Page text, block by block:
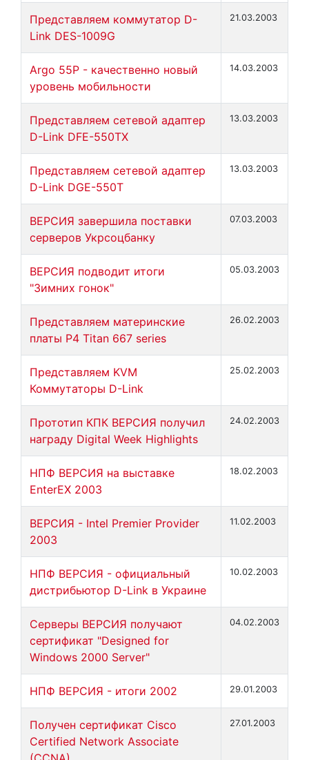
Представляем коммутатор D-
Link DES-1009G
21.03.2003
Argo 55P - качественно новый
уровень мобильности
14.03.2003
Представляем сетевой адаптер
D-Link DFE-550TX
13.03.2003
Представляем сетевой адаптер
D-Link DGE-550T
13.03.2003
ВЕРСИЯ завершила поставки
серверов Укрсоцбанку
07.03.2003
ВЕРСИЯ подводит итоги
"Зимних гонок"
05.03.2003
Представляем материнские
платы P4 Titan 667 series
26.02.2003
Представляем KVM
Коммутаторы D-Link
25.02.2003
Прототип КПК ВЕРСИЯ получил
награду Digital Week Highlights
24.02.2003
НПФ ВЕРСИЯ на выставке
EnterEX 2003
18.02.2003
ВЕРСИЯ - Intel Premier Provider
2003
11.02.2003
НПФ ВЕРСИЯ - официальный
дистрибьютор D-Link в Украине
10.02.2003
Серверы ВЕРСИЯ получают
сертификат "Designed for
Windows 2000 Server"
04.02.2003
НПФ ВЕРСИЯ - итоги 2002 29.01.2003
Получен сертификат Cisco
Certified Network Associate
27.01.2003